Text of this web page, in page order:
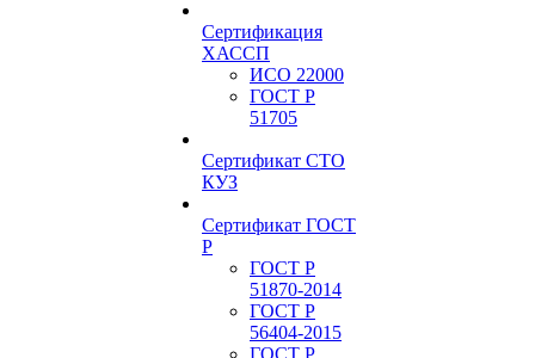
Сертификация
ХАССП
ИСО 22000
ГОСТ Р
51705
Сертификат СТО
КУЗ
Сертификат ГОСТ
Р
ГОСТ Р
51870-2014
ГОСТ Р
56404-2015
ГОСТ Р